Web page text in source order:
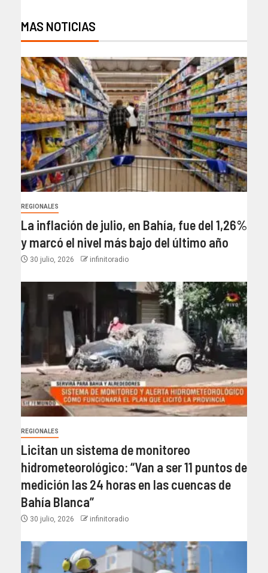
MAS NOTICIAS
REGIONALES
La inflación de julio, en Bahía, fue del 1,26%
y marcó el nivel más bajo del último año​
30 julio, 2026 infinitoradio
REGIONALES
Licitan un sistema de monitoreo
hidrometeorológico: “Van a ser 11 puntos de
medición las 24 horas en las cuencas de
Bahía Blanca”​
30 julio, 2026 infinitoradio